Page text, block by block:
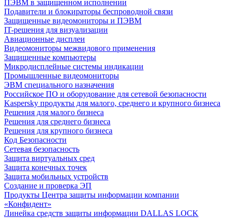
ПЭВМ в защищенном исполнении
Подавители и блокираторы беспроводной связи
Защищенные видеомониторы и ПЭВМ
IT-решения для визуализации
Авиационные дисплеи
Видеомониторы межвидового применения
Защищенные компьютеры
Микродисплейные системы индикации
Промышленные видеомониторы
ЭВМ специального назначения
Российское ПО и оборудование для сетевой безопасности
Kaspersky продукты для малого, среднего и крупного бизнеса
Решения для малого бизнеса
Решения для среднего бизнеса
Решения для крупного бизнеса
Код Безопасности
Сетевая безопасность
Защита виртуальных сред
Защита конечных точек
Защита мобильных устройств
Создание и проверка ЭП
Продукты Центра защиты информации компании
«Конфидент»
Линейка средств защиты информации DALLAS LOCK